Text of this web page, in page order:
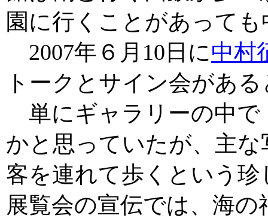
園に行くことがあって
2007年６月10日に中村
トークとサイン会があ
単にギャラリーの中で
かと思っていたが、主
客を連れて歩くという
展覧会の宣伝では、海